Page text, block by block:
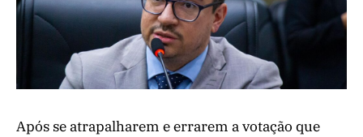
Após se atrapalharem e errarem a votação que